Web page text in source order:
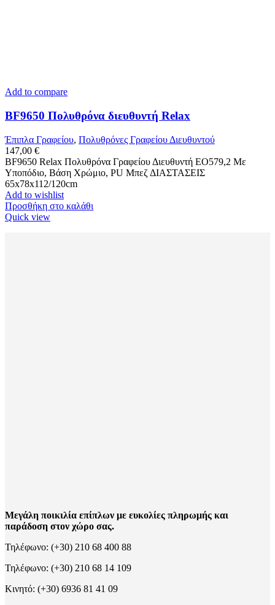
Add to compare
BF9650 Πολυθρόνα διευθυντή Relax
Έπιπλα Γραφείου, Πολυθρόνες Γραφείου Διευθυντού
147,00 €
BF9650 Relax Πολυθρόνα Γραφείου Διευθυντή ΕΟ579,2 Mε
Υποπόδιο, Βάση Χρώμιο, PU Μπεζ ΔΙΑΣΤΑΣΕΙΣ
65x78x112/120cm
Add to wishlist
Προσθήκη στο καλάθι
Quick view
Μεγάλη ποικιλία επίπλων με ευκολίες πληρωμής και
παράδοση στον χώρο σας.
Τηλέφωνο: (+30) 210 68 400 88
Τηλέφωνο: (+30) 210 68 14 109
Κινητό: (+30) 6936 81 41 09